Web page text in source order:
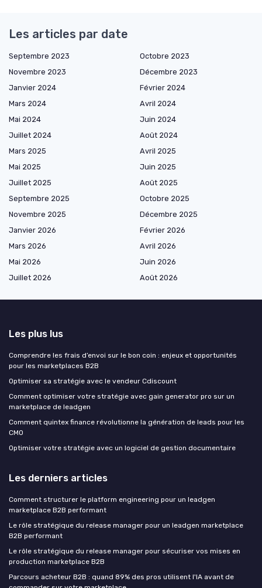
Les articles par date
Septembre 2023
Octobre 2023
Novembre 2023
Décembre 2023
Janvier 2024
Février 2024
Mars 2024
Avril 2024
Mai 2024
Juin 2024
Juillet 2024
Août 2024
Mars 2025
Avril 2025
Mai 2025
Juin 2025
Juillet 2025
Août 2025
Septembre 2025
Octobre 2025
Novembre 2025
Décembre 2025
Janvier 2026
Février 2026
Mars 2026
Avril 2026
Mai 2026
Juin 2026
Juillet 2026
Août 2026
Les plus lus
Comprendre les frais d’envoi sur le bon coin : enjeux et opportunités
pour les marketplaces B2B
Optimiser sa stratégie avec le vendeur Cdiscount
Comment optimiser votre stratégie avec gain generator pro sur un
marketplace de leadgen
Comment quintex finance révolutionne la génération de leads pour les
CMO
Optimiser votre stratégie avec un logiciel de gestion documentaire
Les derniers articles
Comment structurer le platform engineering pour un leadgen
marketplace B2B performant
Le rôle stratégique du release manager pour un leadgen marketplace
B2B performant
Le rôle stratégique du release manager pour sécuriser vos mises en
production marketplace B2B
Parcours acheteur B2B : quand 89% des pros utilisent l'IA avant de